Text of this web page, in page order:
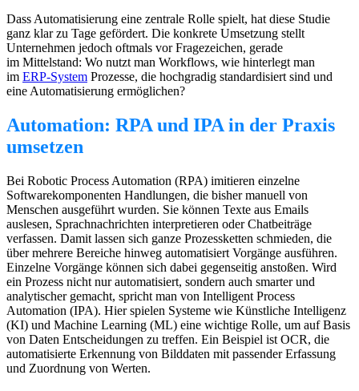
Dass Automatisierung eine zentrale Rolle spielt, hat diese Studie
ganz klar zu Tage gefördert. Die konkrete Umsetzung stellt
Unternehmen jedoch oftmals vor Fragezeichen, gerade
im Mittelstand: Wo nutzt man Workflows, wie hinterlegt man
im ERP-System Prozesse, die hochgradig standardisiert sind und
eine Automatisierung ermöglichen?
Automation: RPA und IPA in der Praxis
umsetzen
Bei Robotic Process Automation (RPA) imitieren einzelne
Softwarekomponenten Handlungen, die bisher manuell von
Menschen ausgeführt wurden. Sie können Texte aus Emails
auslesen, Sprachnachrichten interpretieren oder Chatbeiträge
verfassen. Damit lassen sich ganze Prozessketten schmieden, die
über mehrere Bereiche hinweg automatisiert Vorgänge ausführen.
Einzelne Vorgänge können sich dabei gegenseitig anstoßen. Wird
ein Prozess nicht nur automatisiert, sondern auch smarter und
analytischer gemacht, spricht man von Intelligent Process
Automation (IPA). Hier spielen Systeme wie Künstliche Intelligenz
(KI) und Machine Learning (ML) eine wichtige Rolle, um auf Basis
von Daten Entscheidungen zu treffen. Ein Beispiel ist OCR, die
automatisierte Erkennung von Bilddaten mit passender Erfassung
und Zuordnung von Werten.